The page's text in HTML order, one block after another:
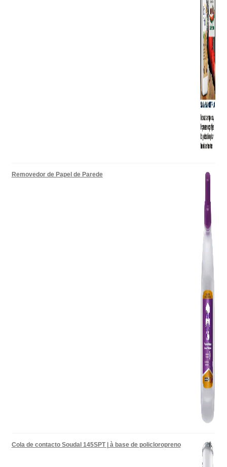
Removedor de Papel de Parede
Cola de contacto Soudal 145SPT | à base de policloropreno